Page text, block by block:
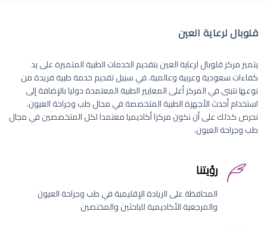
قلوبال لرعاية العين
يتميز مركز قلوبال لرعاية العين بتقديم الخدمات الطبية المتميزة على يد
كفاءات سعودية وعربية وعالمية. في سبيل تقديم خدمة طبية فريدة من
نوعها نتبنى في المركز أعلى المعايير الطبية المعتمدة دوليا بالإضافة إلى
استخدام أحدث الأجهزة الطبية المتخصصة في مجال طب وجراحة العيون.
نحرص كذلك على أن نكون مركزا أكاديميا معتمدا لكل المتخصصين في مجال
طب وجراحة العيون.
رؤيتنا
المحافظة على الريادة الإقليمية في طب وجراحة العيون
والمرجعية الأكاديمية للباحثين والمختصين